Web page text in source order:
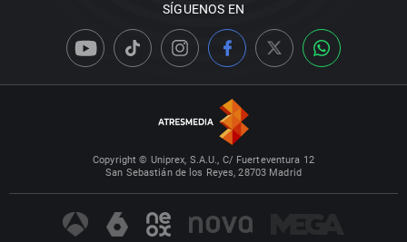
SÍGUENOS EN
Copyright © Uniprex, S.A.U., C/ Fuerteventura 12
San Sebastián de los Reyes, 28703 Madrid